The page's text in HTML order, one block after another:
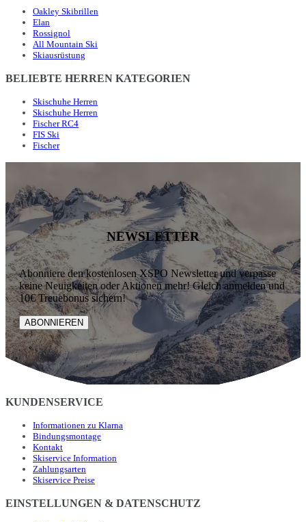
Oakley Skibrillen
Elan
Rossignol
All Mountain Ski
Skiausrüstung
BELIEBTE HERREN KATEGORIEN
Skischuhe Herren
Skischuhe Herren
Fischer RC4
FIS Ski
Fischer
NEWSLETTER
Abonniere den kostenlosen XSPO Newsletter und verpasse
keine Neuigkeiten oder Aktionen mehr! Gleich anmelden und
10€ Treuebonus sichern!
ABONNIEREN
KUNDENSERVICE
Informationen zu Klarna
Bindungsmontage
Kontakt
Skiservice Information
Zahlungsarten
Skiservice Preise
EINSTELLUNGEN & DATENSCHUTZ